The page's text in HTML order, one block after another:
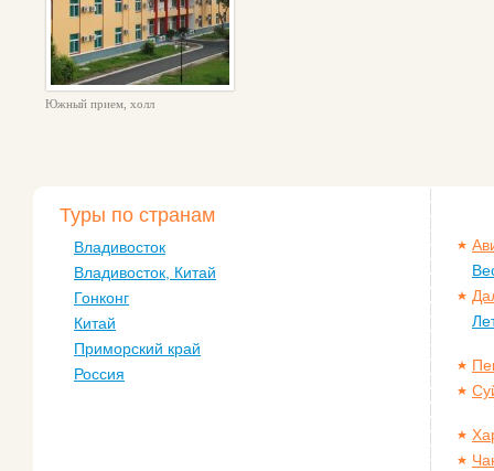
Южный прием, холл
Туры по странам
Владивосток
Владивосток, Китай
Гонконг
Китай
Приморский край
Россия